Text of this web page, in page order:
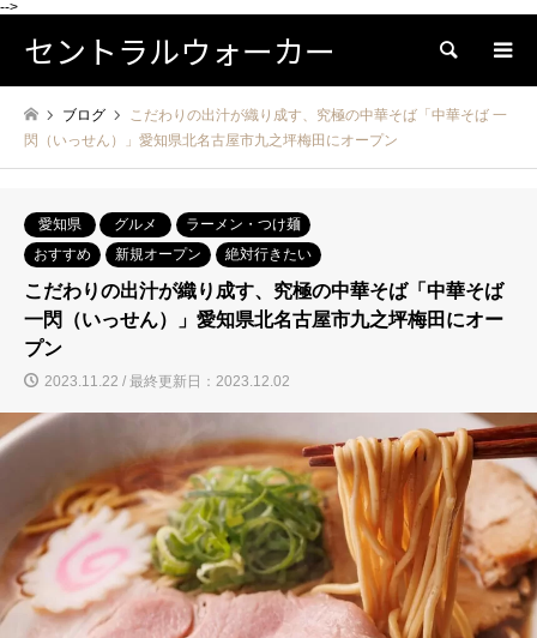
-->
セントラルウォーカー 検索
ブログ
こだわりの出汁が織り成す、究極の中華そば「中華そば 一
閃（いっせん）」愛知県北名古屋市九之坪梅田にオープン
愛知県 グルメ
ラーメン・つけ麺
おすすめ
新規オープン 絶対行きたい
こだわりの出汁が織り成す、究極の中華そば「中華そば
一閃（いっせん）」愛知県北名古屋市九之坪梅田にオー
プン
2023.11.22 / 最終更新日：2023.12.02